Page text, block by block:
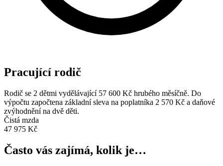
Pracující rodič
Rodič se 2 dětmi vydělávající 57 600 Kč hrubého měsíčně. Do
výpočtu započtena základní sleva na poplatníka 2 570 Kč a daňové
zvýhodnění na dvě děti.
Čistá mzda
47 975 Kč
Často vás zajímá, kolik je…